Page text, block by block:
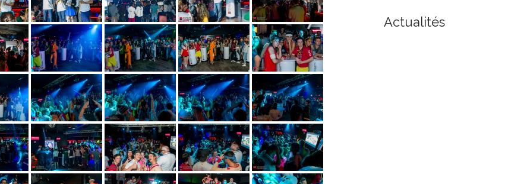
Actualités